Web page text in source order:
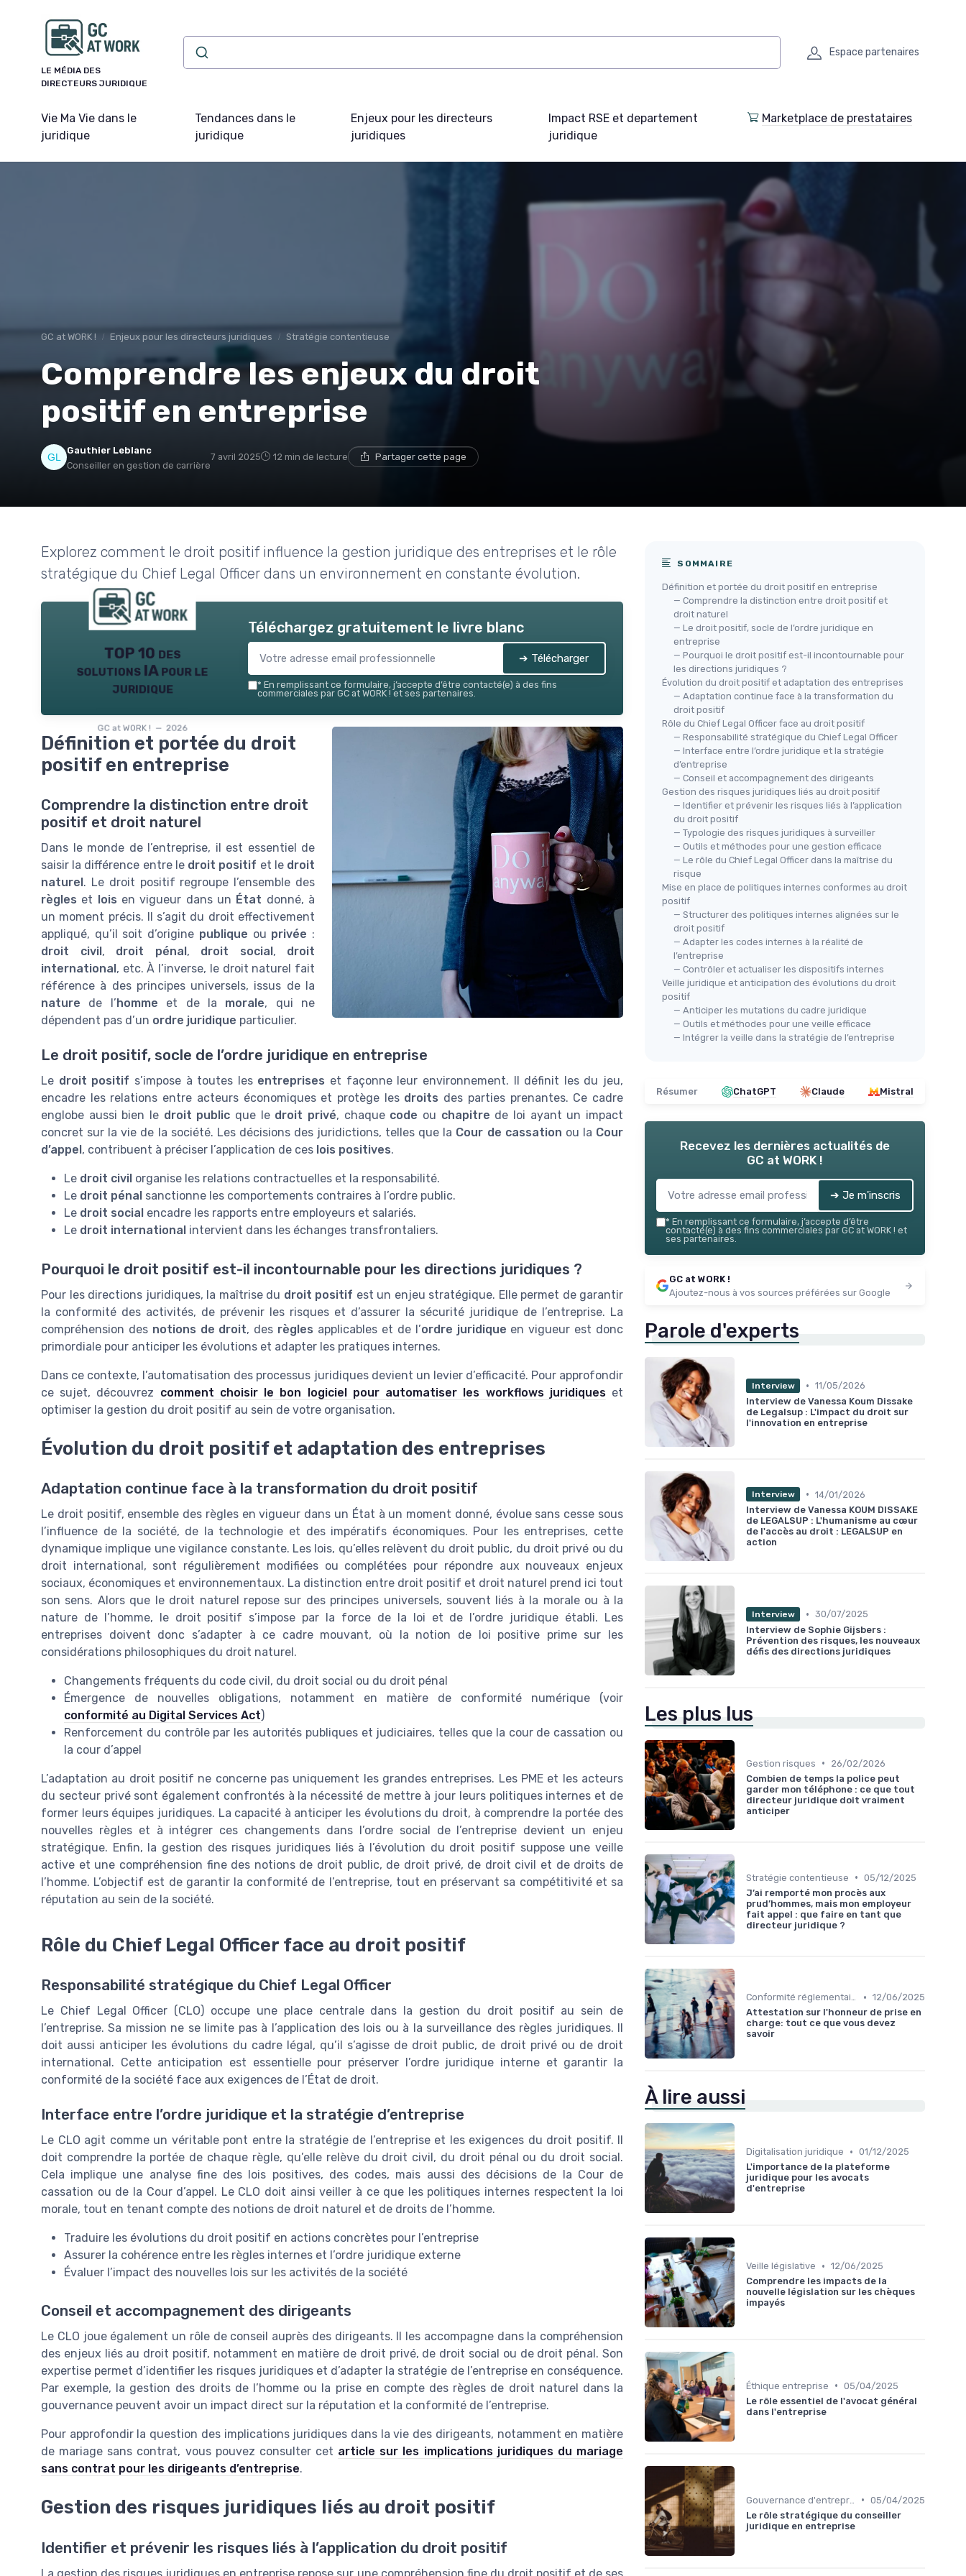
LE MÉDIA DES
DIRECTEURS JURIDIQUE
Espace partenaires
Vie Ma Vie dans le
juridique
Tendances dans le
juridique
Enjeux pour les directeurs
juridiques
Impact RSE et departement
juridique
Marketplace de prestataires
GC at WORK ! Enjeux pour les directeurs juridiques Stratégie contentieuse
Comprendre les enjeux du droit
positif en entreprise
Gauthier Leblanc
Conseiller en gestion de carrière
7 avril 2025 12 min de lecture Partager cette page
Explorez comment le droit positif influence la gestion juridique des entreprises et le rôle
stratégique du Chief Legal Officer dans un environnement en constante évolution.
TOP 10 des
solutions IA pour le
juridique
GC at WORK ! — 2026
Téléchargez gratuitement le livre blanc
➔ Télécharger
* En remplissant ce formulaire, j’accepte d’être contacté(e) à des fins
commerciales par GC at WORK ! et ses partenaires.
Définition et portée du droit
positif en entreprise
Comprendre la distinction entre droit
positif et droit naturel
Dans le monde de l’entreprise, il est essentiel de
saisir la différence entre le droit positif et le droit
naturel. Le droit positif regroupe l’ensemble des
règles et lois en vigueur dans un État donné, à
un moment précis. Il s’agit du droit effectivement
appliqué, qu’il soit d’origine publique ou privée :
droit civil, droit pénal, droit social, droit
international, etc. À l’inverse, le droit naturel fait
référence à des principes universels, issus de la
nature de l’homme et de la morale, qui ne
dépendent pas d’un ordre juridique particulier.
Le droit positif, socle de l’ordre juridique en entreprise
Le droit positif s’impose à toutes les entreprises et façonne leur environnement. Il définit les du jeu,
encadre les relations entre acteurs économiques et protège les droits des parties prenantes. Ce cadre
englobe aussi bien le droit public que le droit privé, chaque code ou chapitre de loi ayant un impact
concret sur la vie de la société. Les décisions des juridictions, telles que la Cour de cassation ou la Cour
d’appel , contribuent à préciser l’application de ces lois positives.
Le droit civil organise les relations contractuelles et la responsabilité.
Le droit pénal sanctionne les comportements contraires à l’ordre public.
Le droit social encadre les rapports entre employeurs et salariés.
Le droit international intervient dans les échanges transfrontaliers.
Pourquoi le droit positif est-il incontournable pour les directions juridiques ?
Pour les directions juridiques, la maîtrise du droit positif est un enjeu stratégique. Elle permet de garantir
la conformité des activités, de prévenir les risques et d’assurer la sécurité juridique de l’entreprise. La
compréhension des notions de droit, des règles applicables et de l’ordre juridique en vigueur est donc
primordiale pour anticiper les évolutions et adapter les pratiques internes.
Dans ce contexte, l’automatisation des processus juridiques devient un levier d’efficacité. Pour approfondir
ce sujet, découvrez comment choisir le bon logiciel pour automatiser les workflows juridiqueset
optimiser la gestion du droit positif au sein de votre organisation.
Évolution du droit positif et adaptation des entreprises
Adaptation continue face à la transformation du droit positif
Le droit positif, ensemble des règles en vigueur dans un État à un moment donné, évolue sans cesse sous
l’influence de la société, de la technologie et des impératifs économiques. Pour les entreprises, cette
dynamique implique une vigilance constante. Les lois, qu’elles relèvent du droit public, du droit privé ou du
droit international, sont régulièrement modifiées ou complétées pour répondre aux nouveaux enjeux
sociaux, économiques et environnementaux. La distinction entre droit positif et droit naturel prend ici tout
son sens. Alors que le droit naturel repose sur des principes universels, souvent liés à la morale ou à la
nature de l’homme, le droit positif s’impose par la force de la loi et de l’ordre juridique établi. Les
entreprises doivent donc s’adapter à ce cadre mouvant, où la notion de loi positive prime sur les
considérations philosophiques du droit naturel.
Changements fréquents du code civil, du droit social ou du droit pénal
Émergence de nouvelles obligations, notamment en matière de conformité numérique (voir
conformité au Digital Services Act)
Renforcement du contrôle par les autorités publiques et judiciaires, telles que la cour de cassation ou
la cour d’appel
L’adaptation au droit positif ne concerne pas uniquement les grandes entreprises. Les PME et les acteurs
du secteur privé sont également confrontés à la nécessité de mettre à jour leurs politiques internes et de
former leurs équipes juridiques. La capacité à anticiper les évolutions du droit, à comprendre la portée des
nouvelles règles et à intégrer ces changements dans l’ordre social de l’entreprise devient un enjeu
stratégique. Enfin, la gestion des risques juridiques liés à l’évolution du droit positif suppose une veille
active et une compréhension fine des notions de droit public, de droit privé, de droit civil et de droits de
l’homme. L’objectif est de garantir la conformité de l’entreprise, tout en préservant sa compétitivité et sa
réputation au sein de la société.
Rôle du Chief Legal Officer face au droit positif
Responsabilité stratégique du Chief Legal Officer
Le Chief Legal Officer (CLO) occupe une place centrale dans la gestion du droit positif au sein de
l’entreprise. Sa mission ne se limite pas à l’application des lois ou à la surveillance des règles juridiques. Il
doit aussi anticiper les évolutions du cadre légal, qu’il s’agisse de droit public, de droit privé ou de droit
international. Cette anticipation est essentielle pour préserver l’ordre juridique interne et garantir la
conformité de la société face aux exigences de l’État de droit.
Interface entre l’ordre juridique et la stratégie d’entreprise
Le CLO agit comme un véritable pont entre la stratégie de l’entreprise et les exigences du droit positif. Il
doit comprendre la portée de chaque règle, qu’elle relève du droit civil, du droit pénal ou du droit social.
Cela implique une analyse fine des lois positives, des codes, mais aussi des décisions de la Cour de
cassation ou de la Cour d’appel. Le CLO doit ainsi veiller à ce que les politiques internes respectent la loi
morale, tout en tenant compte des notions de droit naturel et de droits de l’homme.
Traduire les évolutions du droit positif en actions concrètes pour l’entreprise
Assurer la cohérence entre les règles internes et l’ordre juridique externe
Évaluer l’impact des nouvelles lois sur les activités de la société
Conseil et accompagnement des dirigeants
Le CLO joue également un rôle de conseil auprès des dirigeants. Il les accompagne dans la compréhension
des enjeux liés au droit positif, notamment en matière de droit privé, de droit social ou de droit pénal. Son
expertise permet d’identifier les risques juridiques et d’adapter la stratégie de l’entreprise en conséquence.
Par exemple, la gestion des droits de l’homme ou la prise en compte des règles de droit naturel dans la
gouvernance peuvent avoir un impact direct sur la réputation et la conformité de l’entreprise.
Pour approfondir la question des implications juridiques dans la vie des dirigeants, notamment en matière
de mariage sans contrat, vous pouvez consulter cet article sur les implications juridiques du mariage
sans contrat pour les dirigeants d’entreprise.
Gestion des risques juridiques liés au droit positif
Identifier et prévenir les risques liés à l’application du droit positif
La gestion des risques juridiques en entreprise repose sur une compréhension fine du droit positif et de ses
SOMMAIRE
Définition et portée du droit positif en entreprise
— Comprendre la distinction entre droit positif et
droit naturel
— Le droit positif, socle de l’ordre juridique en
entreprise
— Pourquoi le droit positif est-il incontournable pour
les directions juridiques ?
Évolution du droit positif et adaptation des entreprises
— Adaptation continue face à la transformation du
droit positif
Rôle du Chief Legal Officer face au droit positif
— Responsabilité stratégique du Chief Legal Officer
— Interface entre l’ordre juridique et la stratégie
d’entreprise
— Conseil et accompagnement des dirigeants
Gestion des risques juridiques liés au droit positif
— Identifier et prévenir les risques liés à l’application
du droit positif
— Typologie des risques juridiques à surveiller
— Outils et méthodes pour une gestion efficace
— Le rôle du Chief Legal Officer dans la maîtrise du
risque
Mise en place de politiques internes conformes au droit
positif
— Structurer des politiques internes alignées sur le
droit positif
— Adapter les codes internes à la réalité de
l’entreprise
— Contrôler et actualiser les dispositifs internes
Veille juridique et anticipation des évolutions du droit
positif
— Anticiper les mutations du cadre juridique
— Outils et méthodes pour une veille efficace
— Intégrer la veille dans la stratégie de l’entreprise
Résumer ChatGPT Claude Mistral
Recevez les dernières actualités de
GC at WORK !
➔ Je m'inscris
* En remplissant ce formulaire, j’accepte d’être
contacté(e) à des fins commerciales par GC at WORK ! et
ses partenaires.
GC at WORK !
Ajoutez-nous à vos sources préférées sur Google
Parole d'experts
Interview • 11/05/2026
Interview de Vanessa Koum Dissake
de Legalsup : L'impact du droit sur
l'innovation en entreprise
Interview • 14/01/2026
Interview de Vanessa KOUM DISSAKE
de LEGALSUP : L'humanisme au cœur
de l'accès au droit : LEGALSUP en
action
Interview • 30/07/2025
Interview de Sophie Gijsbers :
Prévention des risques, les nouveaux
défis des directions juridiques
Les plus lus
Gestion risques •
26/02/2026
Combien de temps la police peut
garder mon téléphone : ce que tout
directeur juridique doit vraiment
anticiper
Stratégie contentieuse • 05/12/2025
J’ai remporté mon procès aux
prud’hommes, mais mon employeur
fait appel : que faire en tant que
directeur juridique ?
Conformité réglementaire • 12/06/2025
Attestation sur l'honneur de prise en
charge: tout ce que vous devez
savoir
À lire aussi
Digitalisation juridique • 01/12/2025
L'importance de la plateforme
juridique pour les avocats
d'entreprise
Veille législative • 12/06/2025
Comprendre les impacts de la
nouvelle législation sur les chèques
impayés
Éthique entreprise • 05/04/2025
Le rôle essentiel de l'avocat général
dans l'entreprise
• 05/04/2025
Le rôle stratégique du conseiller
juridique en entreprise